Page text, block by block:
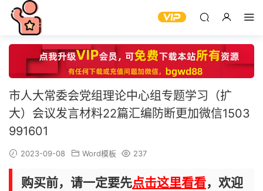
市人大常委会党组理论中心组专题学习（扩
大）会议发言材料22篇汇编防断更加微信1503
991601
2023-09-08 Word模板 237
购买前，请一定要先点击这里看看，欢迎